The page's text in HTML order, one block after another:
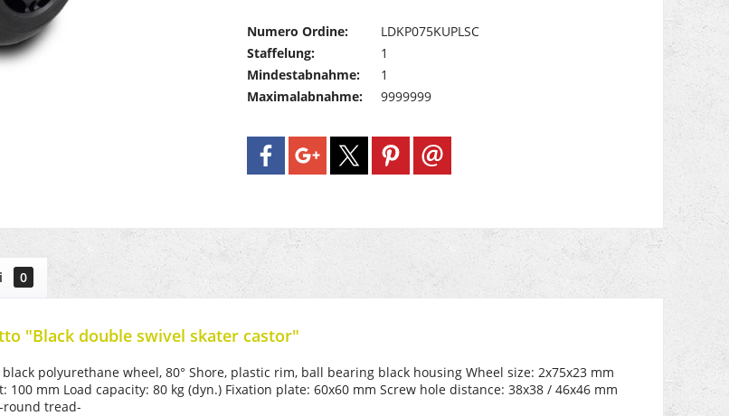
Numero Ordine:
LDKP075KUPLSC
Staffelung:
1
Mindestabnahme:
1
Maximalabnahme:
9999999
0
"Black double swivel skater castor"
polyurethane wheel, 80° Shore, plastic rim, ball bearing black housing Wheel size: 2x75x23 mm
100 mm Load capacity: 80 kg (dyn.) Fixation plate: 60x60 mm Screw hole distance: 38x38 / 46x46 mm
round tread-